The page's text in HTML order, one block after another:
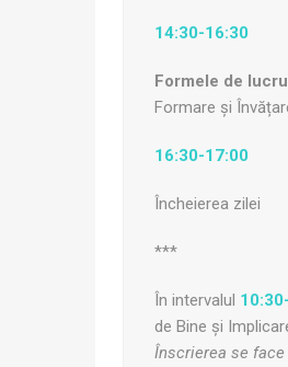
14:30-16:30
Formele de
Formare și
16:30-17:00
Încheierea zilei
***
În intervalul
de Bine și
Înscrierea se face